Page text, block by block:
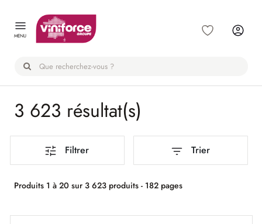
MENU
3 623 résultat(s)
Filtrer Trier
Produits 1 à 20 sur 3 623 produits - 182 pages